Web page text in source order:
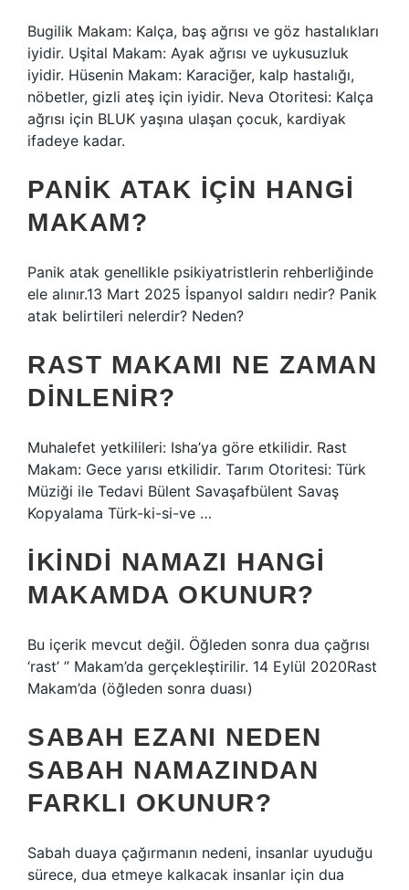
Bugilik Makam: Kalça, baş ağrısı ve göz hastalıkları
iyidir. Uşital Makam: Ayak ağrısı ve uykusuzluk
iyidir. Hüsenin Makam: Karaciğer, kalp hastalığı,
nöbetler, gizli ateş için iyidir. Neva Otoritesi: Kalça
ağrısı için BLUK yaşına ulaşan çocuk, kardiyak
ifadeye kadar.
PANIK ATAK IÇIN HANGI
MAKAM?
Panik atak genellikle psikiyatristlerin rehberliğinde
ele alınır.13 Mart 2025 İspanyol saldırı nedir? Panik
atak belirtileri nelerdir? Neden?
RAST MAKAMI NE ZAMAN
DINLENIR?
Muhalefet yetkilileri: Isha’ya göre etkilidir. Rast
Makam: Gece yarısı etkilidir. Tarım Otoritesi: Türk
Müziği ile Tedavi Bülent Savaşafbülent Savaş
Kopyalama Türk-ki-si-ve …
İKINDI NAMAZI HANGI
MAKAMDA OKUNUR?
Bu içerik mevcut değil. Öğleden sonra dua çağrısı
‘rast’ ” Makam’da gerçekleştirilir. 14 Eylül 2020Rast
Makam’da (öğleden sonra duası)
SABAH EZANI NEDEN
SABAH NAMAZINDAN
FARKLI OKUNUR?
Sabah duaya çağırmanın nedeni, insanlar uyuduğu
sürece, dua etmeye kalkacak insanlar için dua